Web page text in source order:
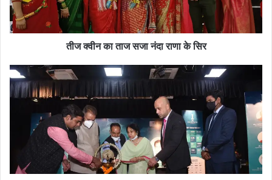
ज
स
जा
रा
णा
के
तीज क्वीन का ताज सजा नंदा राणा के सिर
इ
मा
र्टि
ने